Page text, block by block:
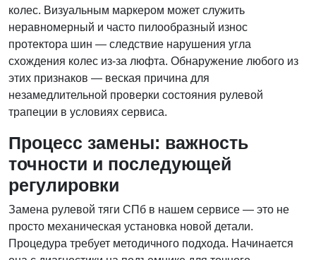
колес. Визуальным маркером может служить
неравномерный и часто пилообразный износ
протектора шин — следствие нарушения угла
схождения колес из-за люфта. Обнаружение любого из
этих признаков — веская причина для
незамедлительной проверки состояния рулевой
трапеции в условиях сервиса.
Процесс замены: важность
точности и последующей
регулировки
Замена рулевой тяги СПб в нашем сервисе — это не
просто механическая установка новой детали.
Процедура требует методичного подхода. Начинается